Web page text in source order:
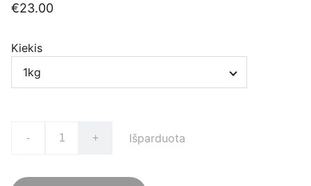
€23.00
Kiekis
- + Išparduota